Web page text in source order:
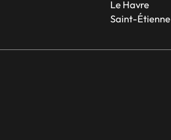
Le Havre
Saint-Étienne